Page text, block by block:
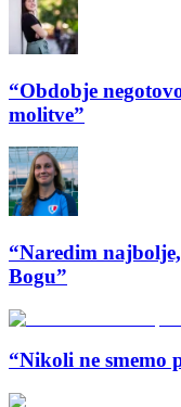
“Obdobje
molitve”
“Naredim
Bogu”
“Nikoli ne smemo